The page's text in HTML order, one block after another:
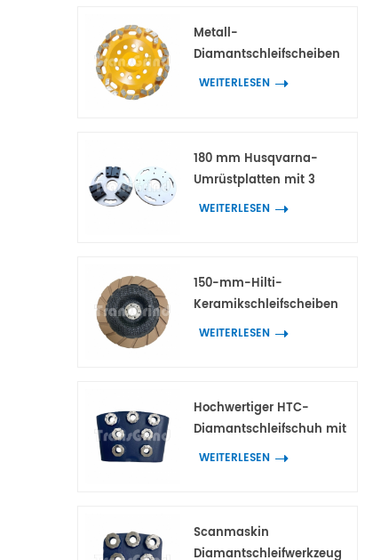
Metall-
Diamantschleifscheiben
mit bogenförmigen
WEITERLESEN
180 mm Husqvarna-
Umrüstplatten mit 3
Adaptern für HTC- und
WEITERLESEN
150-mm-Hilti-
Keramikschleifscheiben
für die
WEITERLESEN
Hochwertiger HTC-
Diamantschleifschuh mit
7 Blumenringsegmenten
WEITERLESEN
Scanmaskin
Diamantschleifwerkzeug